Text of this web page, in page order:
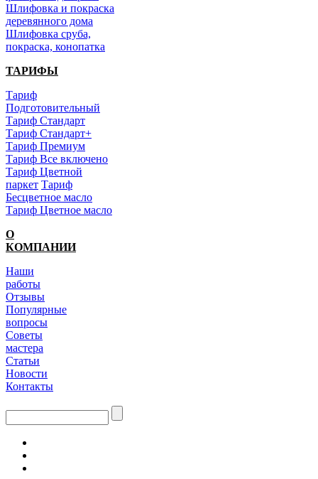
Шлифовка и покраска
деревянного дома
Шлифовка сруба,
покраска, конопатка
ТАРИФЫ
Тариф
Подготовительный
Тариф Стандарт
Тариф Стандарт+
Тариф Премиум
Тариф Все включено
Тариф Цветной
паркет Тариф
Бесцветное масло
Тариф Цветное масло
О
КОМПАНИИ
Наши
работы
Отзывы
Популярные
вопросы
Советы
мастера
Статьи
Новости
Контакты